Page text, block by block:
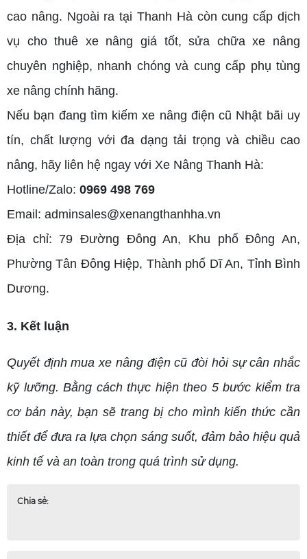
cao nâng. Ngoài ra tại Thanh Hà còn cung cấp dịch
vụ cho thuê xe nâng giá tốt, sửa chữa xe nâng
chuyên nghiệp, nhanh chóng và cung cấp phụ tùng
xe nâng chính hãng.
Nếu bạn đang tìm kiếm xe nâng điện cũ Nhật bãi uy
tín, chất lượng với đa dạng tải trọng và chiều cao
nâng, hãy liên hệ ngay với Xe Nâng Thanh Hà:
Hotline/Zalo: 0969 498 769
Email: adminsales@xenangthanhha.vn
Địa chỉ: 79 Đường Đông An, Khu phố Đông An,
Phường Tân Đông Hiệp, Thành phố Dĩ An, Tỉnh Bình
Dương.
3. Kết luận
Quyết định mua xe nâng điện cũ đòi hỏi sự cân nhắc
kỹ lưỡng. Bằng cách thực hiện theo 5 bước kiểm tra
cơ bản này, bạn sẽ trang bị cho mình kiến thức cần
thiết để đưa ra lựa chọn sáng suốt, đảm bảo hiệu quả
kinh tế và an toàn trong quá trình sử dụng.
Chia sẻ: